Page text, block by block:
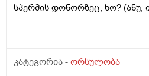
სპერმის დონორზეც, ხო? (ანუ,
წყვილი) და კიდევ_თუ
როცა ლაბორატორიაში,
კატეგორია - ორსულობა